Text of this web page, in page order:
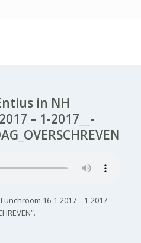
in NH
– 1-2017__-
16-1-2017 – 1-2017__-